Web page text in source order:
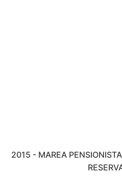
2015 - MAREA